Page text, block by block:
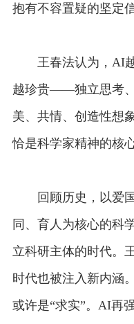
抱有不容置疑的坚定信
王春法认为，AI越
越珍贵——独立思考
美、共情、创造性
恰是科学家精神的核心
回顾历史，以爱国
同、育人为核心的科
立科研主体的时代。
时代也被注入新内涵
或许是“求实”。AI再